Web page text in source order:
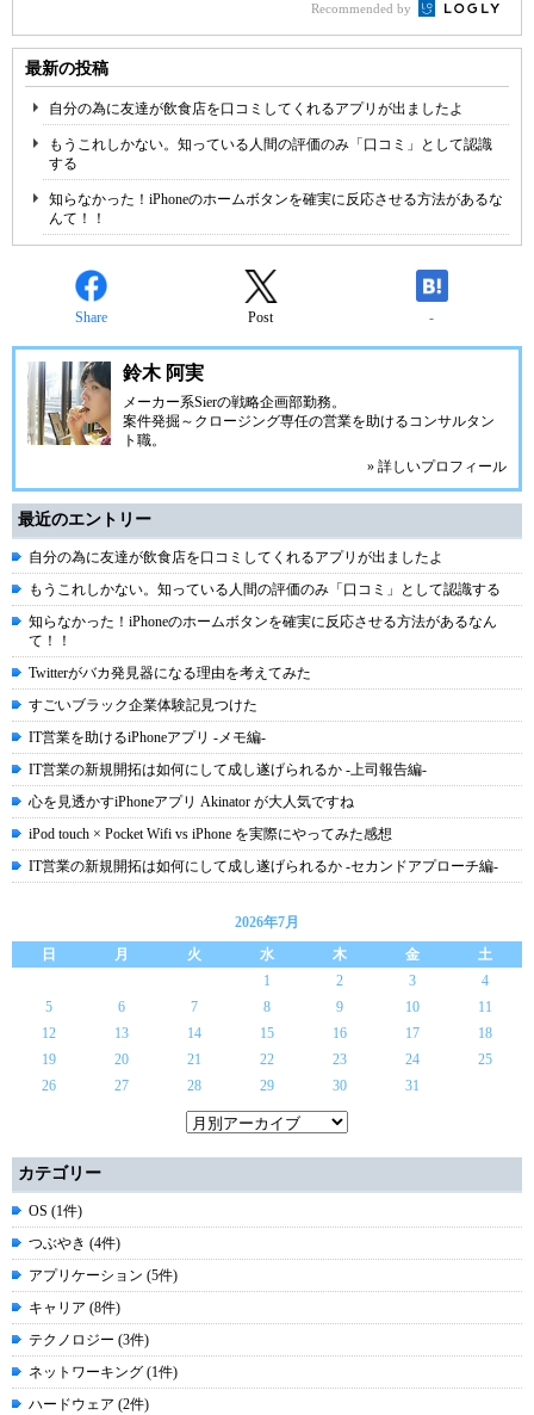
Recommended by
最新の投稿
自分の為に友達が飲食店を口コミしてくれるアプリが出ましたよ
もうこれしかない。知っている人間の評価のみ「口コミ」として認識
する
知らなかった！iPhoneのホームボタンを確実に反応させる方法があるな
んて！！
Share Post -
鈴木 阿実
メーカー系Sierの戦略企画部勤務。
案件発掘～クロージング専任の営業を助けるコンサルタン
ト職。
» 詳しいプロフィール
最近のエントリー
自分の為に友達が飲食店を口コミしてくれるアプリが出ましたよ
もうこれしかない。知っている人間の評価のみ「口コミ」として認識する
知らなかった！iPhoneのホームボタンを確実に反応させる方法があるなん
て！！
Twitterがバカ発見器になる理由を考えてみた
すごいブラック企業体験記見つけた
IT営業を助けるiPhoneアプリ -メモ編-
IT営業の新規開拓は如何にして成し遂げられるか -上司報告編-
心を見透かすiPhoneアプリ Akinator が大人気ですね
iPod touch × Pocket Wifi vs iPhone を実際にやってみた感想
IT営業の新規開拓は如何にして成し遂げられるか -セカンドアプローチ編-
2026年7月
日
月 火 水 木 金
土
1
2 3
4
5
6 7 8 9 10
11
12
13 14 15 16 17
18
19
20 21 22 23 24
25
26
27 28 29 30 31
カテゴリー
OS (1件)
つぶやき (4件)
アプリケーション (5件)
キャリア (8件)
テクノロジー (3件)
ネットワーキング (1件)
ハードウェア (2件)